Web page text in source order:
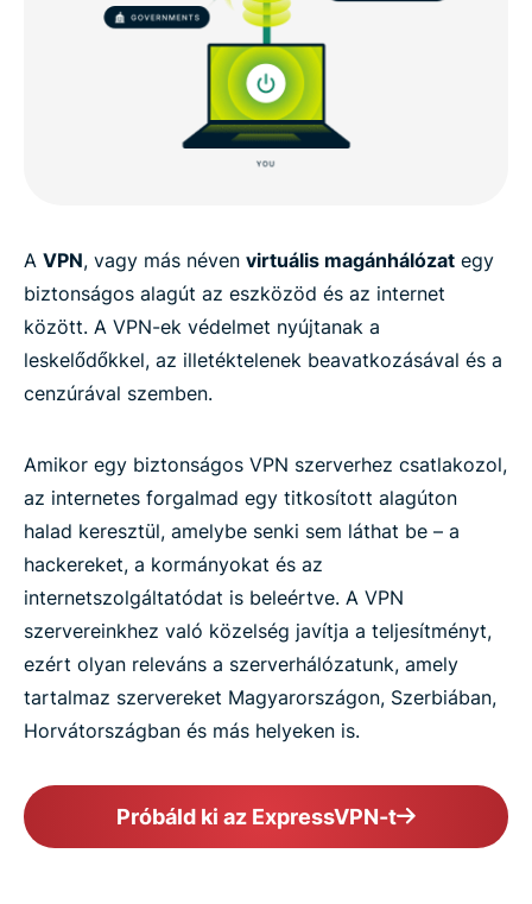
A VPN, vagy más néven virtuális magánhálózat egy
biztonságos alagút az eszközöd és az internet
között. A VPN-ek védelmet nyújtanak a
leskelődőkkel, az illetéktelenek beavatkozásával és a
cenzúrával szemben.
Amikor egy biztonságos VPN szerverhez csatlakozol,
az internetes forgalmad egy titkosított alagúton
halad keresztül, amelybe senki sem láthat be – a
hackereket, a kormányokat és az
internetszolgáltatódat is beleértve. A VPN
szervereinkhez való közelség javítja a teljesítményt,
ezért olyan releváns a szerverhálózatunk, amely
tartalmaz szervereket Magyarországon, Szerbiában,
Horvátországban és más helyeken is.
Próbáld ki az ExpressVPN-t